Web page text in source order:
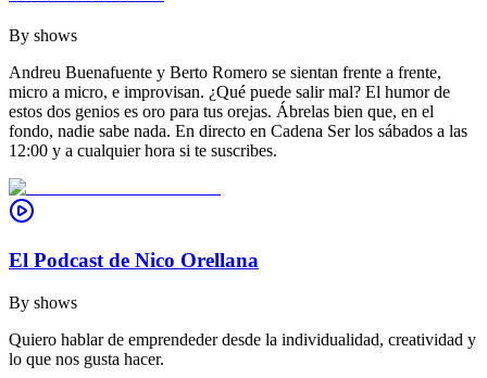
By shows
Andreu Buenafuente y Berto Romero se sientan frente a frente,
micro a micro, e improvisan. ¿Qué puede salir mal? El humor de
estos dos genios es oro para tus orejas. Ábrelas bien que, en el
fondo, nadie sabe nada. En directo en Cadena Ser los sábados a las
12:00 y a cualquier hora si te suscribes.
El Podcast de Nico Orellana
By shows
Quiero hablar de emprendeder desde la individualidad, creatividad y
lo que nos gusta hacer.